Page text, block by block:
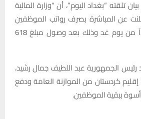
تلقته “بغداد اليوم”، أن “وزارة المالية
عن المباشرة بصرف رواتب الموظفين
لشهر كانون الثاني بدءآ من يوم غد وذلك بعد وصول مبلغ 618
رئيس الجمهورية عبد اللطيف جمال رشيد،
كردستان من الموازنة العامة ودفع
ببقية الموظفين.